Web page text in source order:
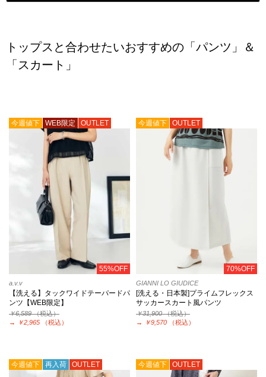
トップスと合わせたいおすすめの「パンツ」＆
「スカート」
今週値下 WEB限定 OUTLET
55%OFF
a.v.v
【洗える】タックワイドテーパードパ
ンツ【WEB限定】
￥6,589（税込）
→
￥2,965 （税込）
今週値下 OUTLET
70%OFF
GIANNI LO GIUDICE
[洗える・日本製]プライムフレックス
サッカースカート風パンツ
￥31,900（税込）
→
￥9,570 （税込）
今週値下 再入荷 OUTLET 今週値下 OUTLET